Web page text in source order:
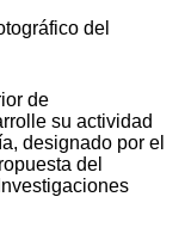
del
de
su actividad
designado por el
del